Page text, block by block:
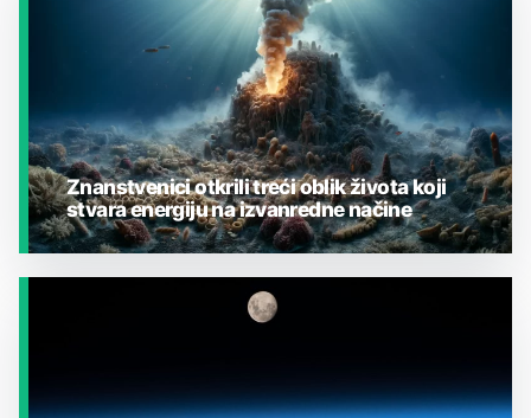
Znanstvenici otkrili treći oblik života koji
stvara energiju na izvanredne načine